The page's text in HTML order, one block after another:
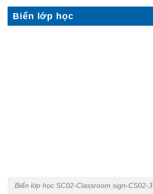
Biển lớp học
Biển lớp học SC02-Classroom sign-CS02-3